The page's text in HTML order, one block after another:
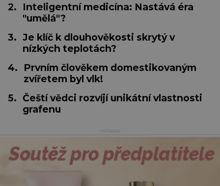
2.
Inteligentní medicína: Nastává éra
"umělá"?
3. Je klíč k dlouhověkosti skrytý v
nízkých teplotách?
4.
Prvním člověkem domestikovaným
zvířetem byl vlk!
5. Čeští vědci rozvíjí unikátní vlastnosti
grafenu